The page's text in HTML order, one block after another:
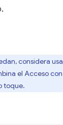
considera
el Acceso
toque.